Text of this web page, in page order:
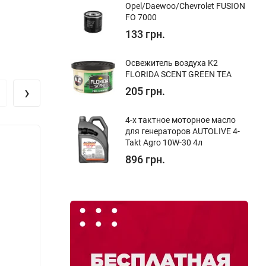
›
Opel/Daewoo/Chevrolet FUSION
FO 7000
133 грн.
Освежитель воздуха K2
FLORIDA SCENT GREEN TEA
205 грн.
4-х тактное моторное масло
для генераторов AUTOLIVE 4-
Takt Agro 10W-30 4л
896 грн.